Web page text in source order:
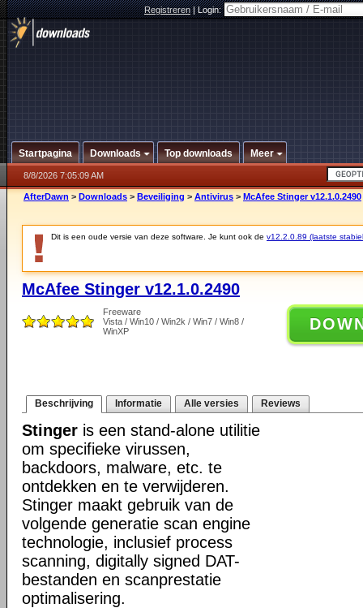
Registreren|Login:
Startpagina Downloads Top downloads Meer
8/8/2026 7:05:09 AM
AfterDawn > Downloads > Beveiliging > Antivirus > McAfee Stinger v12.1.0.2490
Dit is een oude versie van deze software. Je kunt ook de v12.2.0.89 (laatste
McAfee Stinger v12.1.0.2490
Freeware
Vista / Win10 / Win2k / Win7 / Win8 /
WinXP
Beschrijving Informatie Alle versies Reviews
Stinger is een stand-alone utilitie
om specifieke virussen,
backdoors, malware, etc. te
ontdekken en te verwijderen.
Stinger maakt gebruik van de
volgende generatie scan engine
technologie, inclusief process
scanning, digitally signed DAT-
bestanden en scanprestatie
optimalisering.